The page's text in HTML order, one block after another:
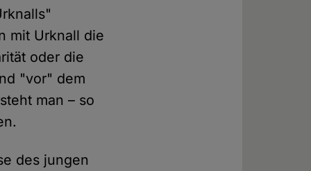
mit Urknall die
oder die
"vor" dem
man – so
des jungen